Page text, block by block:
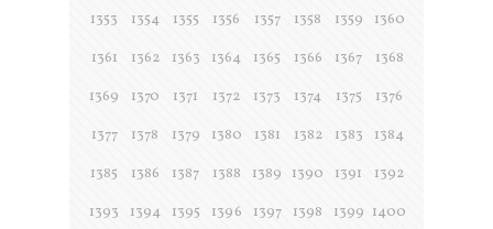
1353
1354 1355 1356 1357 1358 1359
1360
1361
1362 1363 1364 1365 1366 1367
1368
1369
1370 1371 1372 1373 1374 1375
1376
1377
1378 1379 1380 1381 1382 1383
1384
1385
1386 1387 1388 1389 1390 1391
1392
1393
1394 1395 1396 1397 1398 1399 1400